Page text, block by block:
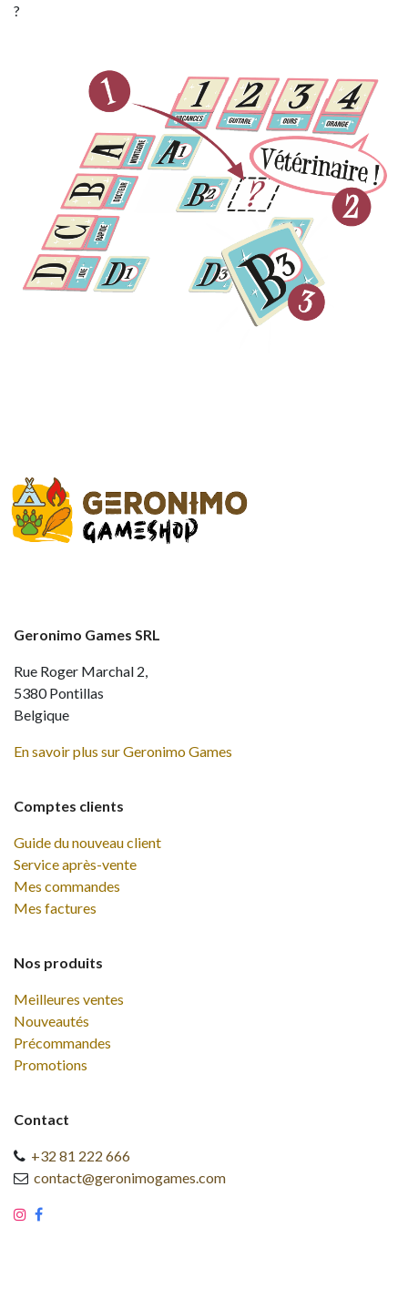
?
Comptes clients
Guide du nouveau client
Service après-vente
Mes commandes
Mes factures
Nos produits
Meilleures ventes
Nouveautés
Précommandes
Promotions
Contact
+32 81 222 666
contact@geronimogames.com
Geronimo Games SRL
Rue Roger Marchal 2,
5380 Pontillas
Belgique
En savoir plus sur Geronimo Games